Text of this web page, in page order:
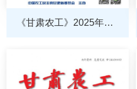
《甘肃农工》2025年第3